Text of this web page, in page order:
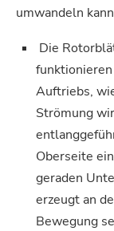
umwandeln
Die
funktionieren
Auftriebs,
Strömung
Oberseite
geraden
erzeugt an
Bewegung